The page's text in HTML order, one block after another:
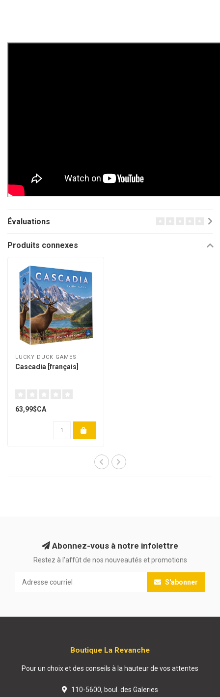
Évaluations
Produits connexes
LUCKY DUCK GAMES
Cascadia [français]
63,99$CA
Abonnez-vous à notre infolettre
Restez à l'affût de nos nouveautés et promotions
S'abonner
Boutique La Revanche
Pour un choix et des conseils à la hauteur de vos attentes
110-5600, boul. des Galeries